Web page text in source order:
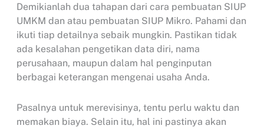
Demikianlah dua tahapan dari cara pembuatan SIUP
UMKM dan atau pembuatan SIUP Mikro. Pahami dan
ikuti tiap detailnya sebaik mungkin. Pastikan tidak
ada kesalahan pengetikan data diri, nama
perusahaan, maupun dalam hal penginputan
berbagai keterangan mengenai usaha Anda.
Pasalnya untuk merevisinya, tentu perlu waktu dan
memakan biaya. Selain itu, hal ini pastinya akan